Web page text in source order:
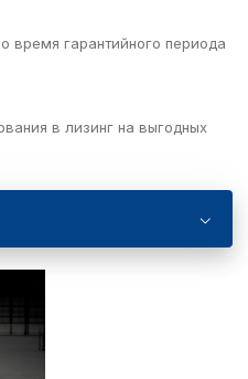
время гарантийного периода
в лизинг на выгодных